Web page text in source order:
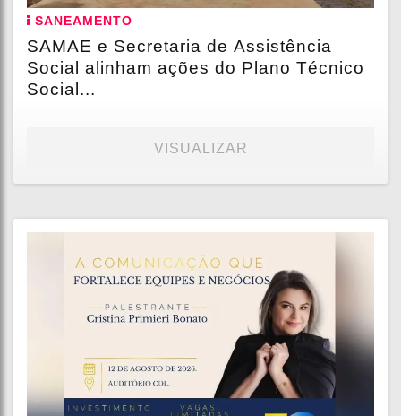
SANEAMENTO
SAMAE e Secretaria de Assistência
Social alinham ações do Plano Técnico
Social...
VISUALIZAR